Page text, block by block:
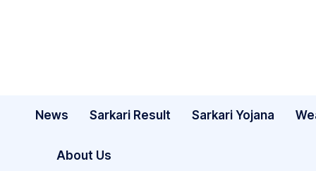
News Sarkari Result Sarkari Yojana
About Us